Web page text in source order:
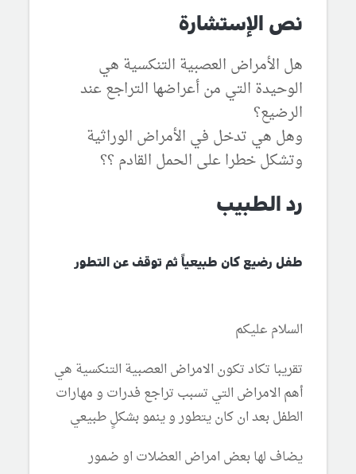
نص الإستشارة
هل الأمراض العصبية التنكسية هي
الوحيدة التي من أعراضها التراجع عند
الرضيع؟
وهل هي تدخل في الأمراض الوراثية
وتشكل خطرا على الحمل القادم ؟؟
رد الطبيب
طفل رضيع كان طبيعياً ثم توقف عن التطور
السلام عليكم
تقريبا تكاد تكون الامراض العصبية التنكسية هي
أهم الامراض التي تسبب تراجع فدرات و مهارات
الطفل بعد ان كان يتطور و ينمو بشكلٍ طبيعي
يضاف لها بعض امراض العضلات او ضمور